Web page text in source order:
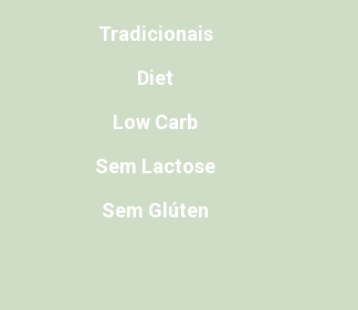
Tradicionais
Diet
Low Carb
Sem Lactose
Sem Glúten